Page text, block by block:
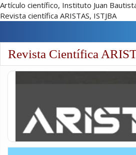
Artículo científico, Instituto Juan
Revista científica ARISTAS, ISTJBA
Revista Científica